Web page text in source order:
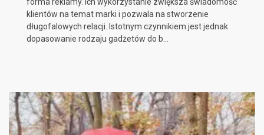
klientów na temat marki i pozwala na stworzenie
długofalowych relacji. Istotnym czynnikiem jest jednak
dopasowanie rodzaju gadżetów do b...